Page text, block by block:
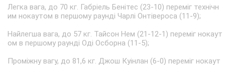
Легка вага, до 70 кг. Габріель Бенітес (23-10) переміг технічн
им нокаутом в першому раунді Чарлі Онтівероса (11-9);
Найлегша вага, до 57 кг. Тайсон Нем (21-12-1) переміг нокаут
ом в першому раунді Оді Осборна (11-5);
Проміжну вагу, до 81,6 кг. Джош Куінлан (6-0) переміг нокаут